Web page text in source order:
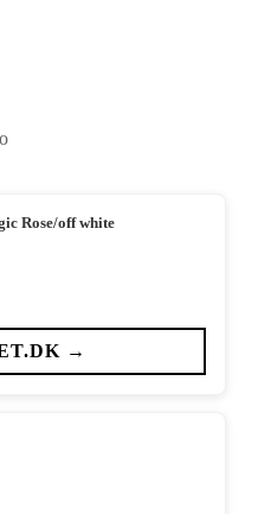
Rose/off white
→